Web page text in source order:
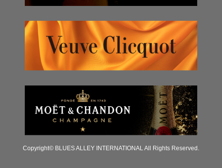
Copyright© BLUES ALLEY INTERNATIONAL All Rights Reserved.